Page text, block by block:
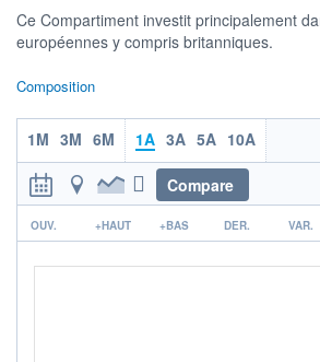
04/12
CATÉGORIE MORNINGSTAR
Actions Europe Gdes Cap.
Mixte
TARIFS PRIVILÉGIÉS 0%
Ce Compartiment investit principalement
européennes y compris britanniques.
Composition
1M 3M 6M 1A 3A 5A 10A
Compare
r
OUV. +HAUT +BAS DER. VAR.